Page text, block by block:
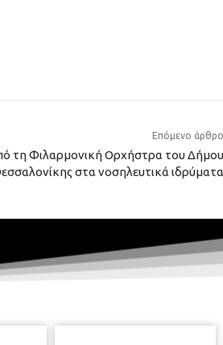
Επόμενο άρθρο
τη Φιλαρμονική Ορχήστρα του Δήμου
στα νοσηλευτικά ιδρύματα